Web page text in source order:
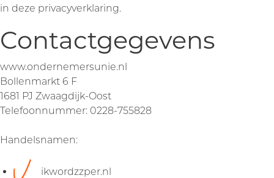
in deze privacyverklaring.
Contactgegevens
www.ondernemersunie.nl
Bollenmarkt 6 F
1681 PJ Zwaagdijk-Oost
Telefoonnummer: 0228-755828
Handelsnamen:
ikwordzzper.nl